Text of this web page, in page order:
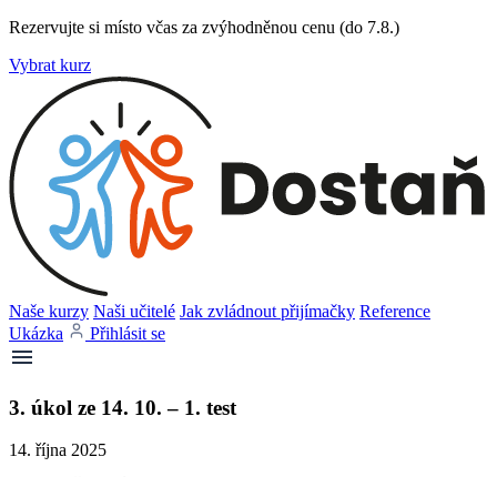
Rezervujte si místo včas za zvýhodněnou cenu (do 7.8.)
Vybrat kurz
Naše kurzy Naši učitelé Jak zvládnout přijímačky Reference
Ukázka
Přihlásit se
3. úkol ze 14. 10. – 1. test
14. října 2025